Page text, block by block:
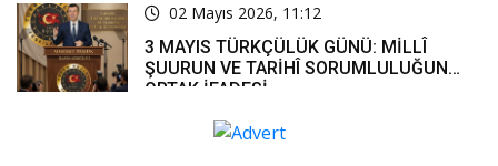
02 Mayıs 2026, 11:12
3 MAYIS TÜRKÇÜLÜK GÜNÜ: MİLLÎ
ŞUURUN VE TARİHÎ SORUMLULUĞUN
ORTAK İFADESİ